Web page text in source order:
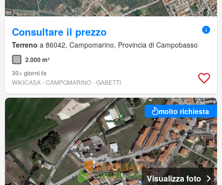
Consultare il prezzo
Terreno a 86042, Campomarino, Provincia di Campobasso
2.000 m²
30+ giorni fa
WIKICASA - CAMPOMARINO - GABETTI
molto richiesta
Visualizza foto